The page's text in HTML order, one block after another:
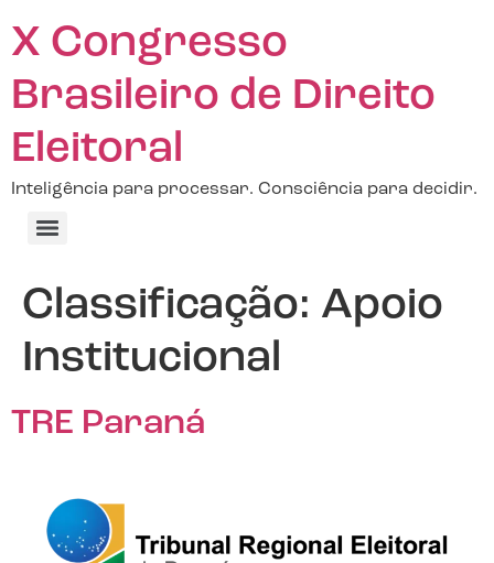
X Congresso
Brasileiro de Direito
Eleitoral
Inteligência para processar. Consciência para decidir.
Classificação: Apoio
Institucional
TRE Paraná